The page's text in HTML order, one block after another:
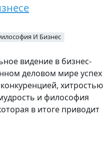
И Бизнес
видение в бизнес-
деловом мире успех
хитростью
и философия
в итоге приводит